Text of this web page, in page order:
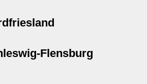
Flensburg